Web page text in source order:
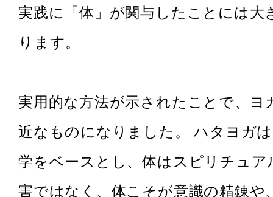
実践に「体」が関与したことには大
ります。
実用的な方法が示されたことで、ヨ
近なものになりました。 ハタヨガ
学をベースとし、体はスピリチュア
害ではなく、体こそが意識の精錬や